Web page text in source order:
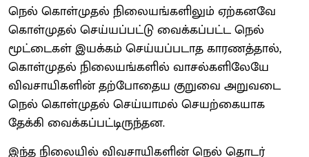
நெல் கொள்முதல் நிலையங்களிலும் ஏற்கனவே
கொள்முதல் செய்யப்பட்டு வைக்கப்பட்ட நெல்
மூட்டைகள் இயக்கம் செய்யப்படாத காரணத்தால்,
கொள்முதல் நிலையங்களில் வாசல்களிலேயே
விவசாயிகளின் தற்போதைய குறுவை அறுவடை
நெல் கொள்முதல் செய்யாமல் செயற்கையாக
தேக்கி வைக்கப்பட்டிருந்தன.
இந்த நிலையில் விவசாயிகளின் நெல் தொடர்